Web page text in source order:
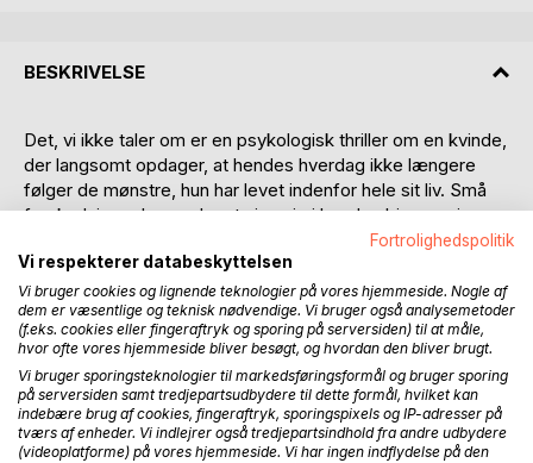
BESKRIVELSE
Det, vi ikke taler om er en psykologisk thriller om en kvinde,
der langsomt opdager, at hendes hverdag ikke længere
følger de mønstre, hun har levet indenfor hele sit liv. Små
forskydninger begynder at vise sig i hendes hjem og i
hendes rutiner. Genstande står anderledes. Stilheden
ændrer karakter. Intet er åbenlyst forkert, men intet føles
længere neutralt.
I takt med at hun bliver mere opmærksom, går det op for
hende, at uroen ikke skyldes tilfældigheder. Det handler om
gentagelser, om usynlige regler og om den måde systemer
opretholder stabilitet ved at gøre afvigelser usynlige. Da
hun begynder at reagere anderledes og holder op med
Fortrolighedspolitik
Vi respekterer databeskyttelsen
Vi bruger cookies og lignende teknologier på vores hjemmeside. Nogle af
dem er væsentlige og teknisk nødvendige. Vi bruger også analysemetoder
(f.eks. cookies eller fingeraftryk og sporing på serversiden) til at måle,
hvor ofte vores hjemmeside bliver besøgt, og hvordan den bliver brugt.
Vi bruger sporingsteknologier til markedsføringsformål og bruger sporing
på serversiden samt tredjepartsudbydere til dette formål, hvilket kan
indebære brug af cookies, fingeraftryk, sporingspixels og IP-adresser på
tværs af enheder. Vi indlejrer også tredjepartsindhold fra andre udbydere
(videoplatforme) på vores hjemmeside. Vi har ingen indflydelse på den